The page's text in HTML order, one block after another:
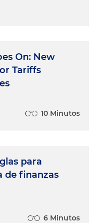
On: New
Tariffs
10 Minutos
para
de finanzas
6 Minutos